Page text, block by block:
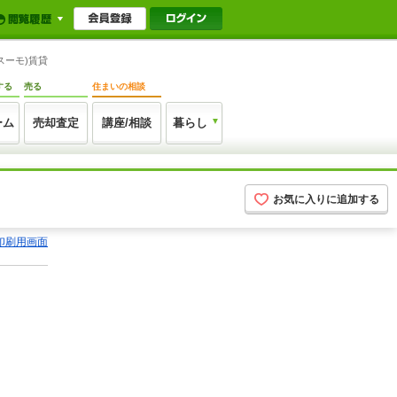
ーモ)賃貸
る
ム
売る
売却査定
住まいの相談
講座/相談 暮らし
お気に入りに追加する
刷用画面